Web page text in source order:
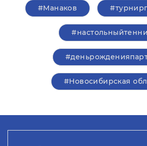
#Манаков
#Новосибирская